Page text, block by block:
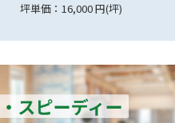
坪単価：16,244 円(坪)